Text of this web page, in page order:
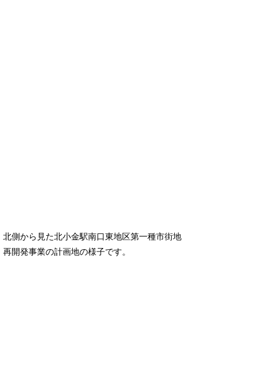
北側から見た北小金駅南口東地区第一種市街地
再開発事業の計画地の様子です。